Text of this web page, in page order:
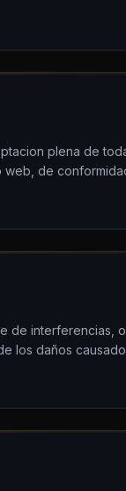
plena de
de
interferencias,
los daños